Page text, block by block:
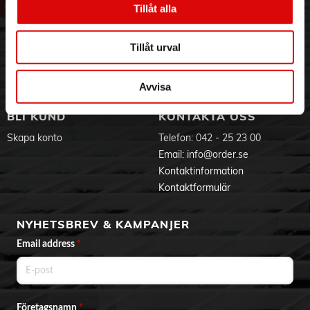
Tillåt alla
Tillåt urval
Avvisa
Visselblåsning
Aktuellt på Order
Ansökan om RMA
Godsefterlysning & Felleverans
Integritetspolicy
Om cookies
BLI KUND
Skapa konto
KONTAKTA OSS
Telefon: 042 - 25 23 00
Email: info@order.se
Kontaktinformation
Kontaktformulär
NYHETSBREV & KAMPANJER
Email address *
Företagsnamn *